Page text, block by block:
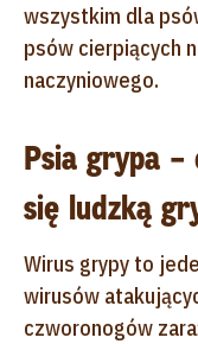
wszystkim dla
psów cierpiących
naczyniowego.
Psia grypa –
się ludzką
Wirus grypy to
wirusów
czworonogów